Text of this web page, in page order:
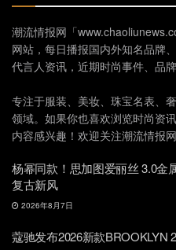
潮流情报网「
网站，每日播报国内外知名品牌
代言人资讯，近期时尚事件、品
专注于服装、美妆、珠宝名表、
领域。如果你也喜欢浏览时尚资
内容感兴趣！欢迎关注潮流情报网
杨幂同款！思加图爱丽丝 3.0金
复古新风
2026年8月7日
蔻驰发布2026新款BROOKLYN